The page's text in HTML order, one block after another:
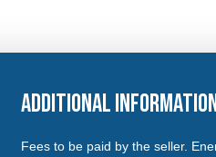
Additional
Fees to be paid by the seller.